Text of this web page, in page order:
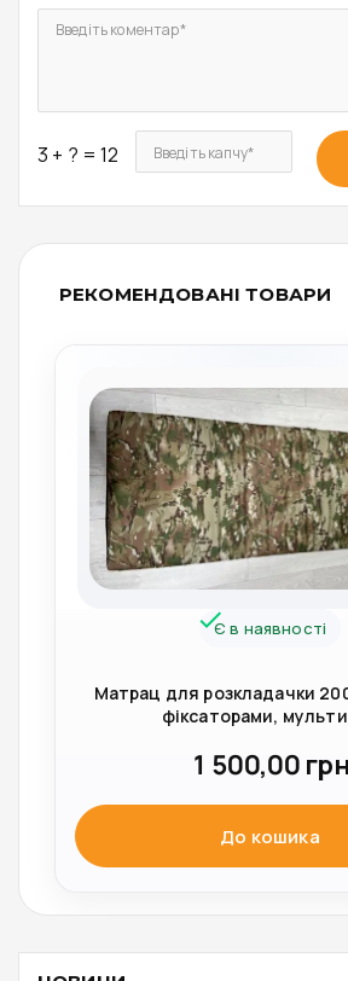
Введіть коментар*
3 + ? = 12 Введіть капчу*
РЕКОМЕНДОВАНІ ТОВАРИ
Є в наявності
Матрац для розкладачки
фіксаторами,
1 500,00 грн
До кошика